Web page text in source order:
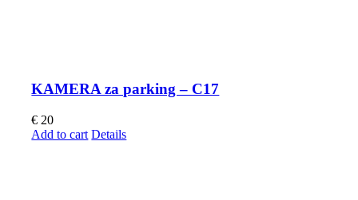
KAMERA za parking – C17
€ 20
Add to cart Details